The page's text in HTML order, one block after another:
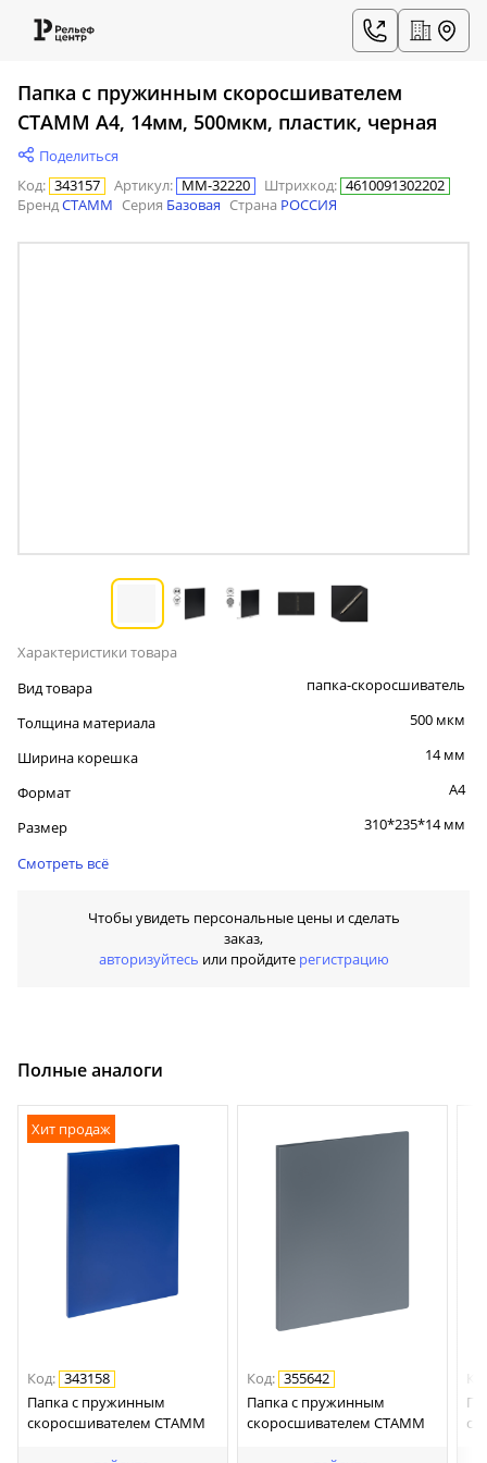
Папка с пружинным скоросшивателем
СТАММ А4, 14мм, 500мкм, пластик, черная
Поделиться
Код: 343157 Артикул: ММ-32220 Штрихкод: 4610091302202
БрендСТАММ Серия Базовая Страна РОССИЯ
Характеристики товара
Вид товара
папка-скоросшиватель
Толщина материала
500 мкм
Ширина корешка
14 мм
Формат
А4
Размер
310*235*14 мм
Смотреть всё
Чтобы увидеть персональные цены и сделать
заказ,
авторизуйтесь или пройдите регистрацию
Полные аналоги
Хит продаж
Код: 343158
Папка с пружинным
скоросшивателем СТАММ
Код: 355642
Папка с пружинным
cкоросшивателем СТАММ